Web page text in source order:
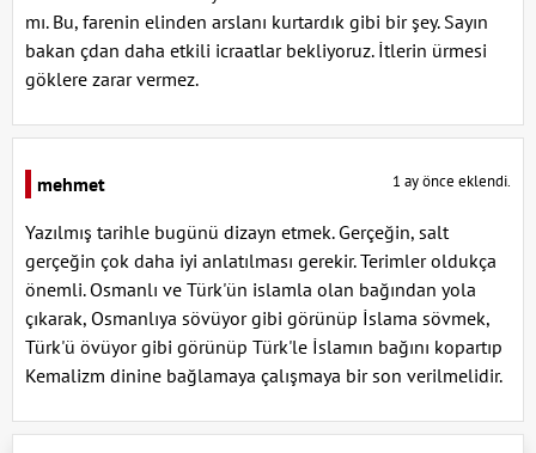
mı. Bu, farenin elinden arslanı kurtardık gibi bir şey. Sayın
bakan çdan daha etkili icraatlar bekliyoruz. İtlerin ürmesi
göklere zarar vermez.
mehmet 1 ay önce eklendi.
Yazılmış tarihle bugünü dizayn etmek. Gerçeğin, salt
gerçeğin çok daha iyi anlatılması gerekir. Terimler oldukça
önemli. Osmanlı ve Türk'ün islamla olan bağından yola
çıkarak, Osmanlıya sövüyor gibi görünüp İslama sövmek,
Türk'ü övüyor gibi görünüp Türk'le İslamın bağını kopartıp
Kemalizm dinine bağlamaya çalışmaya bir son verilmelidir.